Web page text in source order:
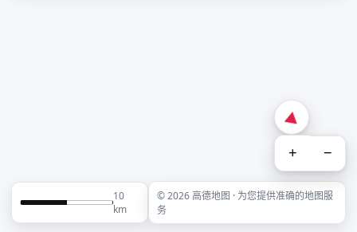
+ −
10
km
© 2026 高德地图 · 为您提供准确的地图服
务